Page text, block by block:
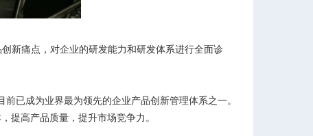
新痛点，对企业的研发能力和研发体系进行全面诊
已成为业界最为领先的企业产品创新管理体系之一。
提高产品质量，提升市场竞争力。